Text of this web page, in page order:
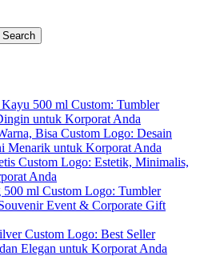
Search
500 ml Custom: Tumbler
untuk Korporat Anda
Bisa Custom Logo: Desain
Menarik untuk Korporat Anda
Custom Logo: Estetik, Minimalis,
Anda
500 ml Custom Logo: Tumbler
Event & Corporate Gift
Custom Logo: Best Seller
Elegan untuk Korporat Anda